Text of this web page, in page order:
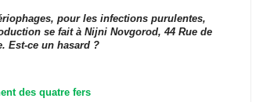
pour les infections purulentes,
se fait à Nijni Novgorod, 44 Rue de
Est-ce un hasard ?
des quatre fers